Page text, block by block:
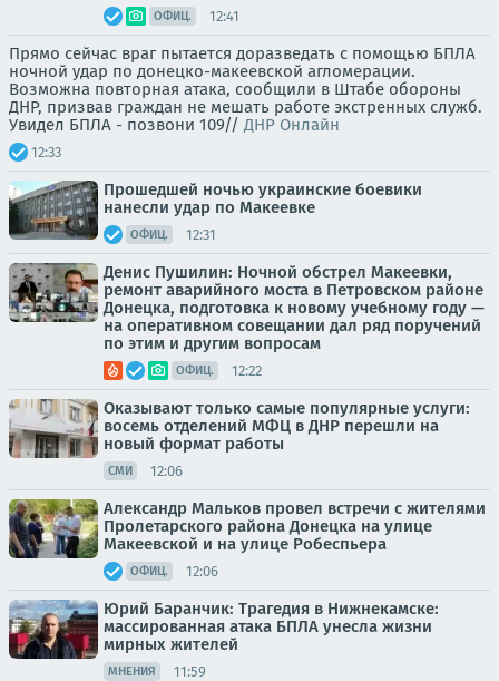
ОФИЦ. 12:41
Прямо сейчас враг пытается доразведать с помощью БПЛА
ночной удар по донецко-макеевской агломерации.
Возможна повторная атака, сообщили в Штабе обороны
ДНР, призвав граждан не мешать работе экстренных служб.
Увидел БПЛА - позвони 109// ДНР Онлайн
12:33
Прошедшей ночью украинские боевики
нанесли удар по Макеевке
ОФИЦ. 12:31
Денис Пушилин: Ночной обстрел Макеевки,
ремонт аварийного моста в Петровском районе
Донецка, подготовка к новому учебному году —
на оперативном совещании дал ряд поручений
по этим и другим вопросам
ОФИЦ. 12:22
Оказывают только самые популярные услуги:
восемь отделений МФЦ в ДНР перешли на
новый формат работы
СМИ 12:06
Александр Мальков провел встречи с жителями
Пролетарского района Донецка на улице
Макеевской и на улице Робеспьера
ОФИЦ. 12:06
Юрий Баранчик: Трагедия в Нижнекамске:
массированная атака БПЛА унесла жизни
мирных жителей
МНЕНИЯ 11:59